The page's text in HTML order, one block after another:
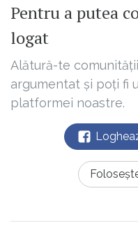
Pentru a putea
logat
Alătură-te
argumentat și poți fi
platformei noastre.